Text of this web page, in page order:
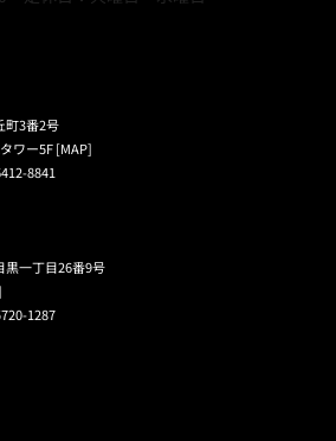
町3番2号
ワー5F[MAP]
8841
黒一丁目26番9号
1287